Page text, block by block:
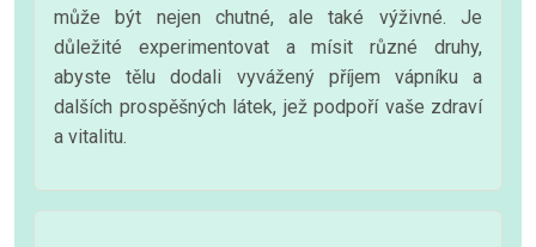
může být nejen chutné, ale také výživné. Je
důležité experimentovat a mísit různé druhy,
abyste tělu dodali vyvážený příjem vápníku a
dalších prospěšných látek, jež podpoří vaše zdraví
a vitalitu.